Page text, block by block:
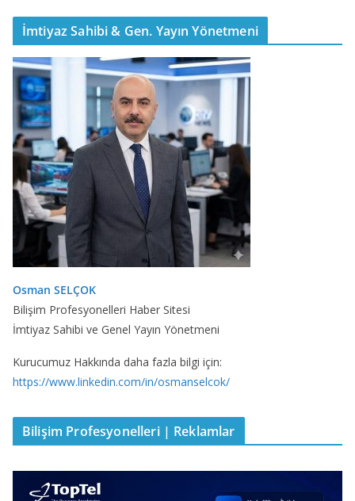
İmtiyaz Sahibi & Gen. Yayın Yönetmeni
Osman SELÇOK
Bilişim Profesyonelleri Haber Sitesi
İmtiyaz Sahibi ve Genel Yayın Yönetmeni
Kurucumuz Hakkında daha fazla bilgi için:
https://www.linkedin.com/in/osmanselcok/
Bilişim Profesyonelleri | Reklamlar